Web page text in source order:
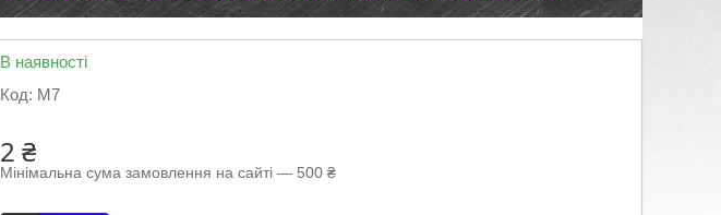
В наявності
Код: М7
2 ₴
Мінімальна сума замовлення на сайті — 500 ₴